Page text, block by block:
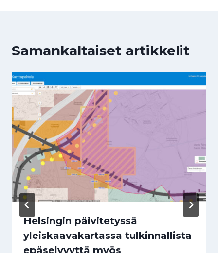
Samankaltaiset artikkelit
Helsingin päivitetyssä
yleiskaavakartassa tulkinnallista
epäselvyyttä myös